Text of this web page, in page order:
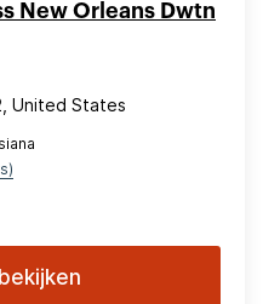
New Orleans Dwtn
United States